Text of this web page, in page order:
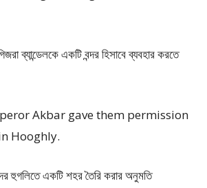
ব্যান্ডেলকে একটি বন্দর হিসাবে ব্যবহার করতে
Akbar gave them permission
Hooghly.
হুগলিতে একটি শহর তৈরি করার অনুমতি